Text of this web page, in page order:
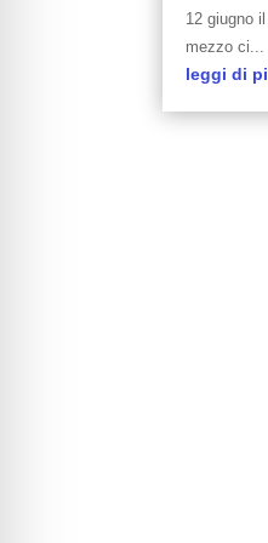
12 giugno
mezzo ci...
leggi di